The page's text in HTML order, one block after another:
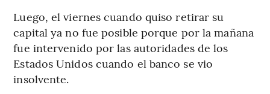
Luego, el viernes cuando quiso retirar su
capital ya no fue posible porque por la mañana
fue intervenido por las autoridades de los
Estados Unidos cuando el banco se vio
insolvente.